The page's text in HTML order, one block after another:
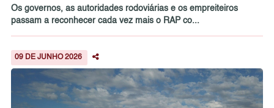
Os governos, as autoridades rodoviárias e os empreiteiros
passam a reconhecer cada vez mais o RAP co...
09 DE JUNHO 2026